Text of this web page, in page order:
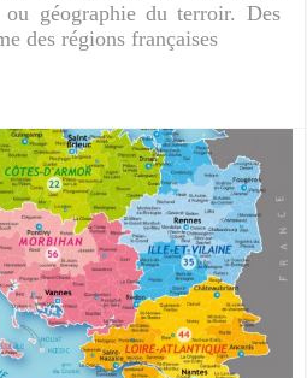
ou géographie du terroir. Des
des régions françaises